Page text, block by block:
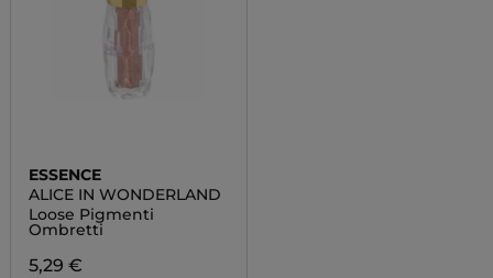
ESSENCE
ALICE IN WONDERLAND
Loose Pigmenti
Ombretti
5,29 €